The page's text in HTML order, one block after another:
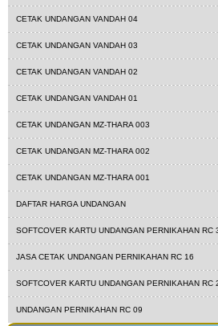
CETAK UNDANGAN VANDAH 04
CETAK UNDANGAN VANDAH 03
CETAK UNDANGAN VANDAH 02
CETAK UNDANGAN VANDAH 01
CETAK UNDANGAN MZ-THARA 003
CETAK UNDANGAN MZ-THARA 002
CETAK UNDANGAN MZ-THARA 001
DAFTAR HARGA UNDANGAN
SOFTCOVER KARTU UNDANGAN PERNIKAHAN RC
JASA CETAK UNDANGAN PERNIKAHAN RC 16
SOFTCOVER KARTU UNDANGAN PERNIKAHAN RC
UNDANGAN PERNIKAHAN RC 09